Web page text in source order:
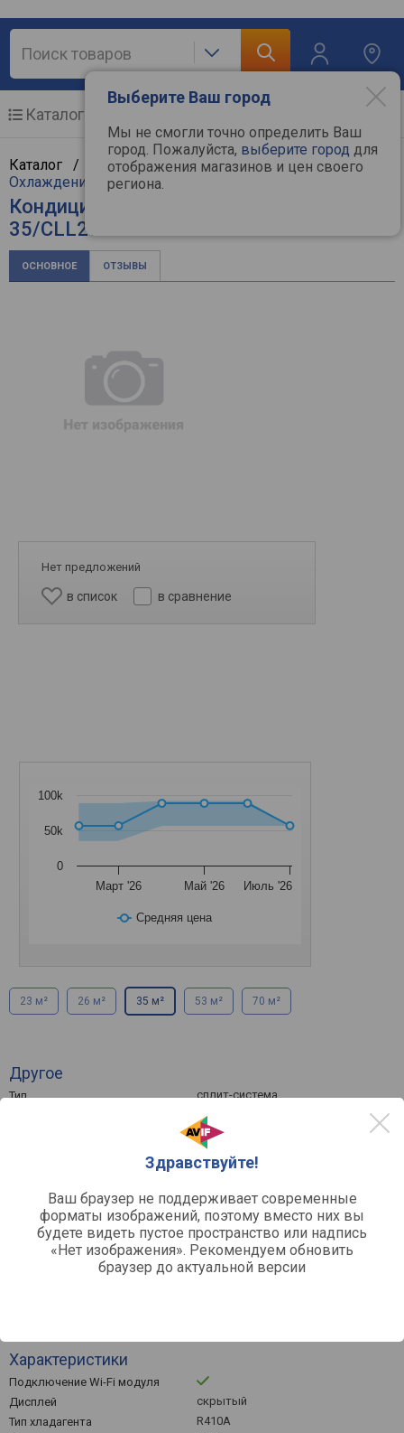
Выберите Ваш город
Мы не смогли точно определить Ваш
город. Пожалуйста, выберите город для
отображения магазинов и цен своего
региона.
Здравствуйте!
Ваш браузер не поддерживает современные
форматы изображений, поэтому вместо них вы
будете видеть пустое пространство или надпись
«Нет изображения». Рекомендуем обновить
браузер до актуальной версии
Каталог
Каталог / Климат, отопление и водоснабжение/
Охлаждение и климат/
Кондиционер Bosch CLL2000 W
35/CLL2000 35
ОСНОВНОЕ ОТЗЫВЫ
Нет предложений
в список в сравнение
Средняя цена
Март '26 Май '26 Июль '26
0
50k
100k
23 м² 26 м² 35 м² 53 м² 70 м²
Другое
Тип
сплит-система
настенный
внутренний блок, внешний
блок
Эффективность
Коэффициент EER
охлаждения
3.21
Коэффициент COP обогрева
3.7
Энергоэффективность EER
A
Характеристики
Подключение Wi-Fi модуля
Дисплей
скрытый
Тип хладагента
R410А